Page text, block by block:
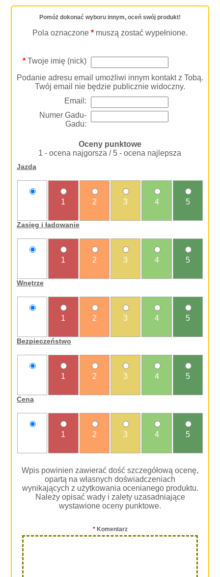
Pomóż dokonać wyboru innym, oceń swój produkt!
Pola oznaczone * muszą zostać wypełnione.
*Twoje imię (nick)
Podanie adresu email umożliwi innym kontakt z Tobą.
Twój email nie będzie publicznie widoczny.
Email:
Numer Gadu-
Gadu:
Oceny punktowe
1 - ocena najgorsza / 5 - ocena najlepsza
Jazda
1 2 3 4 5
Zasięg i ładowanie
1 2 3 4 5
Wnętrze
1 2 3 4 5
Bezpieczeństwo
1 2 3 4 5
Cena
1 2 3 4 5
Wpis powinien zawierać dość szczegółową ocenę,
opartą na własnych doświadczeniach
wynikających z użytkowania ocenianego produktu.
Należy opisać wady i zalety uzasadniające
wystawione oceny punktowe.
*Komentarz